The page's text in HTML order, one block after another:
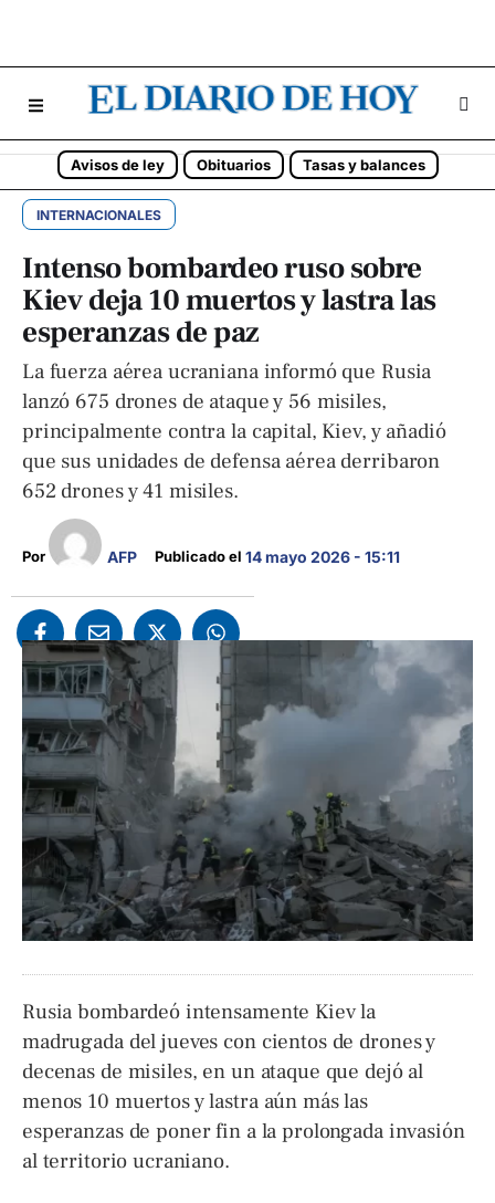
Avisos de ley Obituarios Tasas y balances
INTERNACIONALES
Intenso bombardeo ruso sobre
Kiev deja 10 muertos y lastra las
esperanzas de paz
La fuerza aérea ucraniana informó que Rusia
lanzó 675 drones de ataque y 56 misiles,
principalmente contra la capital, Kiev, y añadió
que sus unidades de defensa aérea derribaron
652 drones y 41 misiles.
Por AFP Publicado el 14 mayo 2026 - 15:11
Rusia bombardeó intensamente Kiev la
madrugada del jueves con cientos de drones y
decenas de misiles, en un ataque que dejó al
menos 10 muertos y lastra aún más las
esperanzas de poner fin a la prolongada invasión
al territorio ucraniano.